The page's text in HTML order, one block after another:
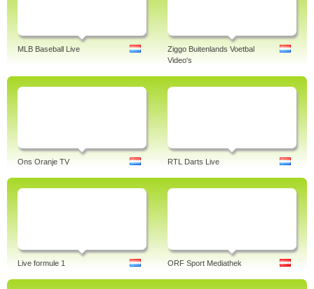
MLB Baseball Live
Ziggo Buitenlands Voetbal
Video's
Ons Oranje TV RTL Darts Live
Live formule 1 ORF Sport Mediathek